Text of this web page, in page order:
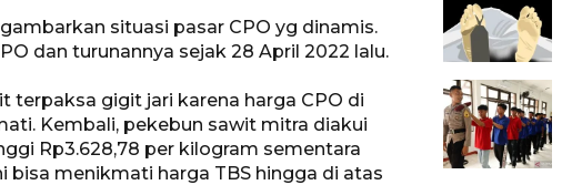
situasi pasar CPO yg dinamis.
dan turunannya sejak 28 April 2022 lalu.
terpaksa gigit jari karena harga CPO di
Kembali, pekebun sawit mitra diakui
Rp3.628,78 per kilogram sementara
bisa menikmati harga TBS hingga di atas